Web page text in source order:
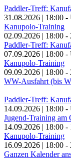
Paddler-Treff:
31.08.2026 | 18:00 -
Kanupolo-Training
02.09.2026 | 18:00 -
Paddler-Treff:
07.09.2026 | 18:00 -
Kanupolo-Training
09.09.2026 | 18:00 -
WW-Ausfahrt (bis
Paddler-Treff:
14.09.2026 | 18:00 -
Jugend-Training am
14.09.2026 | 18:00 -
Kanupolo-Training
16.09.2026 | 18:00 -
Ganzen Kalender